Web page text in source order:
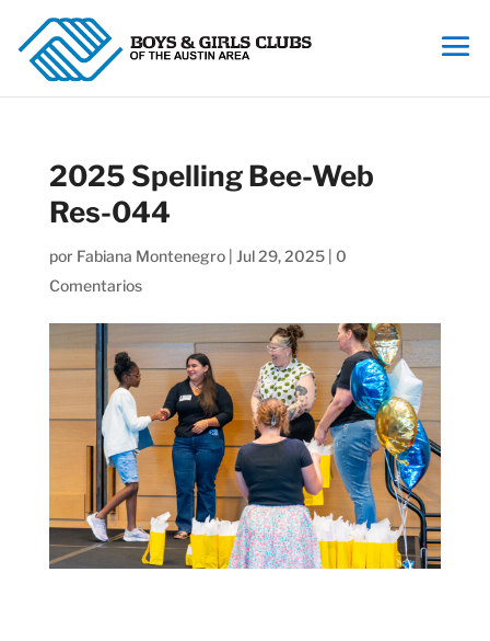
2025 Spelling Bee-Web
Res-044
por Fabiana Montenegro| Jul 29, 2025| 0
Comentarios